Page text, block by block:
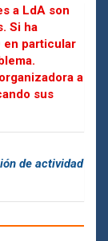
a LdA son
Si ha
en particular
a
sus
de actividad